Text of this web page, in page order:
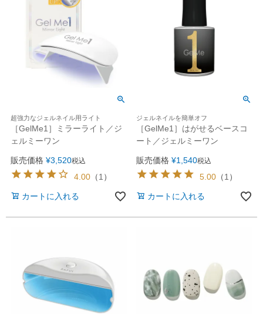
超強力なジェルネイル用ライト
［GelMe1］ミラーライト／ジ
ェルミーワン
販売価格 ¥3,520税込
4.00 （1 ）
カートに入れる
ジェルネイルを簡単オフ
［GelMe1］はがせるベースコ
ート／ジェルミーワン
販売価格 ¥1,540税込
5.00 （1 ）
カートに入れる